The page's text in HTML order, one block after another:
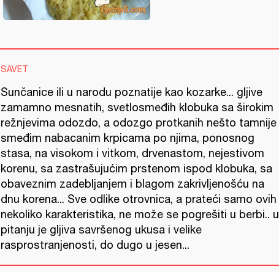
SAVET
Sunčanice ili u narodu poznatije kao kozarke... gljive
zamamno mesnatih, svetlosmeđih klobuka sa širokim
režnjevima odozdo, a odozgo protkanih nešto tamnije
smeđim nabacanim krpicama po njima, ponosnog
stasa, na visokom i vitkom, drvenastom, nejestivom
korenu, sa zastrašujućim prstenom ispod klobuka, sa
obaveznim zadebljanjem i blagom zakrivljenošću na
dnu korena... Sve odlike otrovnica, a prateći samo ovih
nekoliko karakteristika, ne može se pogrešiti u berbi.. u
pitanju je gljiva savršenog ukusa i velike
rasprostranjenosti, do dugo u jesen...